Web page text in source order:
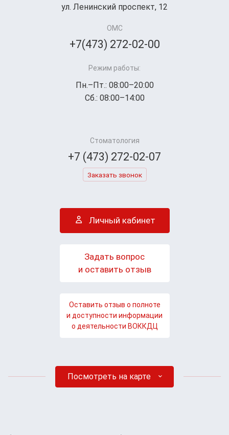
ул. Ленинский проспект, 12
ОМС
+7(473) 272-02-00
Режим работы:
Пн.–Пт.: 08:00–20:00
Сб.: 08:00–14:00
Стоматология
+7 (473) 272-02-07
Заказать звонок
Личный кабинет
Задать вопрос
и оставить отзыв
Оставить отзыв о полноте
и доступности информации
о деятельности ВОККДЦ
Посмотреть на карте